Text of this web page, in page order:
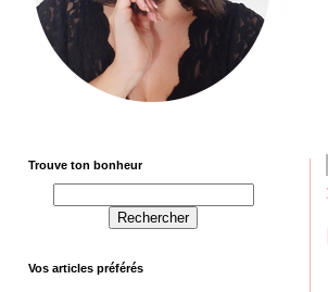
Trouve ton bonheur
Vos articles préférés